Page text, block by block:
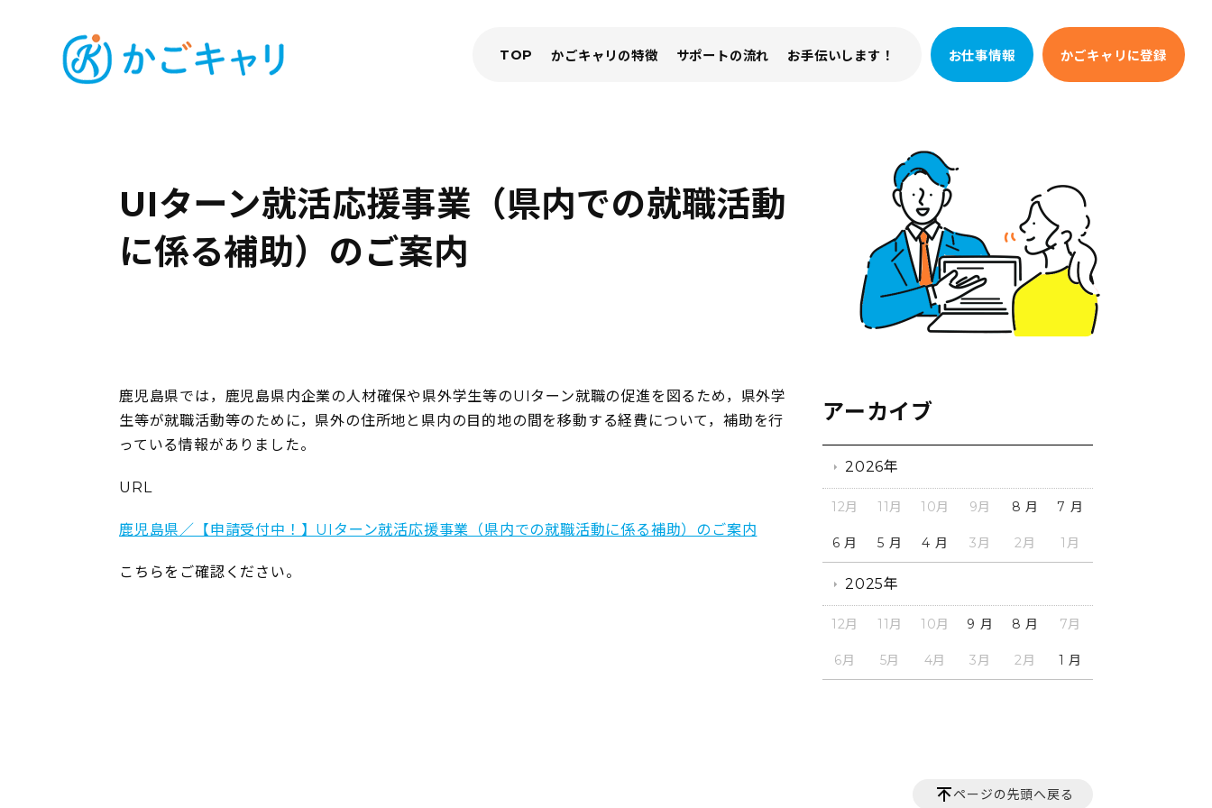
TOP かごキャリの特徴 サポートの流れ お手伝いします！ お仕事情報 かごキャリに登録
UIターン就活応援事業（県内での就職活動
に係る補助）のご案内
鹿児島県では，鹿児島県内企業の人材確保や県外学生等のUIターン就職の促進を図るため，県外学
生等が就職活動等のために，県外の住所地と県内の目的地の間を移動する経費について，補助を行
っている情報がありました。
URL
鹿児島県／【申請受付中！】UIターン就活応援事業（県内での就職活動に係る補助）のご案内
こちらをご確認ください。
アーカイブ
2026年
12月 11月 10月 9月 8 月 7 月
6 月 5 月 4 月 3月 2月 1月
2025年
12月 11月 10月 9 月 8 月 7月
6月 5月 4月 3月 2月 1 月
ページの先頭へ戻る